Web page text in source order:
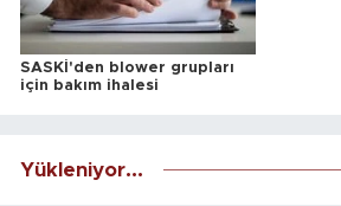
SASKİ'den blower grupları
için bakım ihalesi
Yükleniyor...